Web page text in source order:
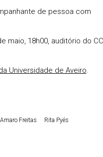
de pessoa com
maio, 18h00, auditório do
Universidade de Aveiro.
Amaro Freitas Rita Pyés